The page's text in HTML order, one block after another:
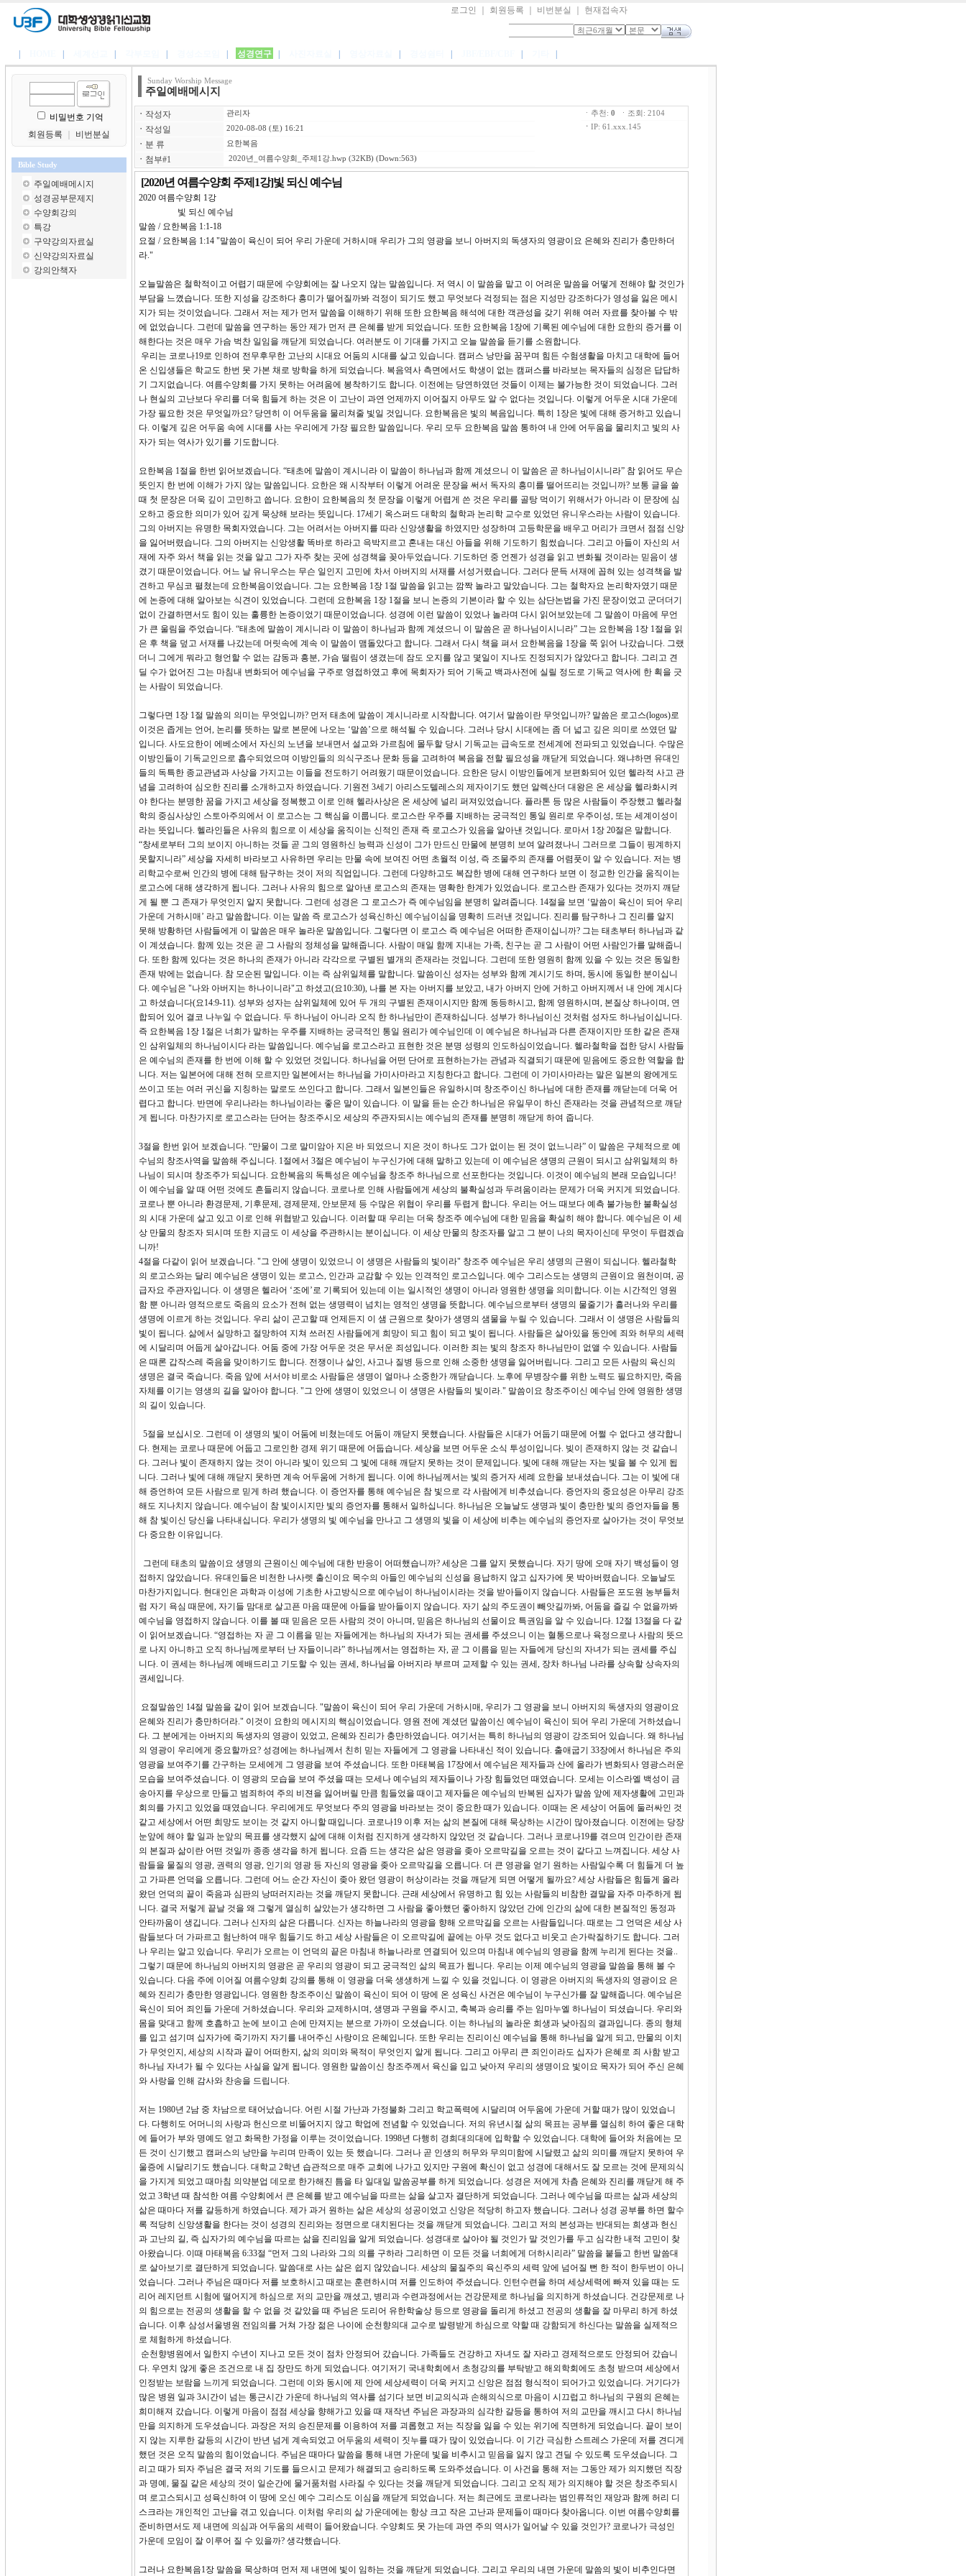
로그인 회원등록 비번분실 현재접속자
성경연구
비밀번호 기억
회원등록
비번분실
Bible Study
주일예배메시지
성경공부문제지
수양회강의
특강
구약강의자료실
신약강의자료실
강의안책자
Sunday Worship Message
주일예배메시지
ㆍ 작성자 관리자
ㆍ 작성일 2020-08-08 (토) 16:21
ㆍ 분 류 요한복음
ㆍ 첨부#1 2020년_여름수양회_주제1강.hwp (32KB) (Down:563)
ㆍ추천: 0 ㆍ조회: 2104
ㆍ IP: 61.xxx.145
[2020년 여름수양회 주제1강]빛 되신 예수님
2020 여름수양회 1강
빛 되신 예수님
말씀 / 요한복음 1:1-18
요절 / 요한복음 1:14 "말씀이 육신이 되어 우리 가운데 거하시매 우리가 그의 영광을 보니 아버지의 독생자의 영광이요 은혜와 진리가 충만하더
라."
오늘말씀은 철학적이고 어렵기 때문에 수양회에는 잘 나오지 않는 말씀입니다. 저 역시 이 말씀을 맡고 이 어려운 말씀을 어떻게 전해야 할 것인가
부담을 느꼈습니다. 또한 지성을 강조하다 흥미가 떨어질까봐 걱정이 되기도 했고 무엇보다 걱정되는 점은 지성만 강조하다가 영성을 잃은 메시
지가 되는 것이었습니다. 그래서 저는 제가 먼저 말씀을 이해하기 위해 또한 요한복음 해석에 대한 객관성을 갖기 위해 여러 자료를 찾아볼 수 밖
에 없었습니다. 그런데 말씀을 연구하는 동안 제가 먼저 큰 은혜를 받게 되었습니다. 또한 요한복음 1장에 기록된 예수님에 대한 요한의 증거를 이
해한다는 것은 매우 가슴 벅찬 일임을 깨닫게 되었습니다. 여러분도 이 기대를 가지고 오늘 말씀을 듣기를 소원합니다.
우리는 코로나19로 인하여 전무후무한 고난의 시대요 어둠의 시대를 살고 있습니다. 캠퍼스 낭만을 꿈꾸며 힘든 수험생활을 마치고 대학에 들어
온 신입생들은 학교도 한번 못 가본 채로 방학을 하게 되었습니다. 복음역사 측면에서도 학생이 없는 캠퍼스를 바라보는 목자들의 심정은 답답하
기 그지없습니다. 여름수양회를 가지 못하는 어려움에 봉착하기도 합니다. 이전에는 당연하였던 것들이 이제는 불가능한 것이 되었습니다. 그러
나 현실의 고난보다 우리를 더욱 힘들게 하는 것은 이 고난이 과연 언제까지 이어질지 아무도 알 수 없다는 것입니다. 이렇게 어두운 시대 가운데
가장 필요한 것은 무엇일까요? 당연히 이 어두움을 물리쳐줄 빛일 것입니다. 요한복음은 빛의 복음입니다. 특히 1장은 빛에 대해 증거하고 있습니
다. 이렇게 깊은 어두움 속에 시대를 사는 우리에게 가장 필요한 말씀입니다. 우리 모두 요한복음 말씀 통하여 내 안에 어두움을 물리치고 빛의 사
자가 되는 역사가 있기를 기도합니다.
요한복음 1절을 한번 읽어보겠습니다. “태초에 말씀이 계시니라 이 말씀이 하나님과 함께 계셨으니 이 말씀은 곧 하나님이시니라” 참 읽어도 무슨
뜻인지 한 번에 이해가 가지 않는 말씀입니다. 요한은 왜 시작부터 이렇게 어려운 문장을 써서 독자의 흥미를 떨어뜨리는 것입니까? 보통 글을 쓸
때 첫 문장은 더욱 깊이 고민하고 씁니다. 요한이 요한복음의 첫 문장을 이렇게 어렵게 쓴 것은 우리를 골탕 먹이기 위해서가 아니라 이 문장에 심
오하고 중요한 의미가 있어 깊게 묵상해 보라는 뜻입니다. 17세기 옥스퍼드 대학의 철학과 논리학 교수로 있었던 유니우스라는 사람이 있습니다.
그의 아버지는 유명한 목회자였습니다. 그는 어려서는 아버지를 따라 신앙생활을 하였지만 성장하며 고등학문을 배우고 머리가 크면서 점점 신앙
을 잃어버렸습니다. 그의 아버지는 신앙생활 똑바로 하라고 윽박지르고 혼내는 대신 아들을 위해 기도하기 힘썼습니다. 그리고 아들이 자신의 서
재에 자주 와서 책을 읽는 것을 알고 그가 자주 찾는 곳에 성경책을 꽂아두었습니다. 기도하던 중 언젠가 성경을 읽고 변화될 것이라는 믿음이 생
겼기 때문이었습니다. 어느 날 유니우스는 무슨 일인지 고민에 차서 아버지의 서재를 서성거렸습니다. 그러다 문득 서재에 꼽혀 있는 성격책을 발
견하고 무심코 펼쳤는데 요한복음이었습니다. 그는 요한복음 1장 1절 말씀을 읽고는 깜짝 놀라고 말았습니다. 그는 철학자요 논리학자였기 때문
에 논증에 대해 알아보는 식견이 있었습니다. 그런데 요한복음 1장 1절을 보니 논증의 기본이라 할 수 있는 삼단논법을 가진 문장이었고 군더더기
없이 간결하면서도 힘이 있는 훌륭한 논증이었기 때문이었습니다. 성경에 이런 말씀이 있었나 놀라며 다시 읽어보았는데 그 말씀이 마음에 무언
가 큰 울림을 주었습니다. “태초에 말씀이 계시니라 이 말씀이 하나님과 함께 계셨으니 이 말씀은 곧 하나님이시니라” 그는 요한복음 1장 1절을 읽
은 후 책을 덮고 서재를 나갔는데 머릿속에 계속 이 말씀이 맴돌았다고 합니다. 그래서 다시 책을 펴서 요한복음을 1장을 쭉 읽어 나갔습니다. 그랬
더니 그에게 뭐라고 형언할 수 없는 감동과 흥분, 가슴 떨림이 생겼는데 잠도 오지를 않고 몇일이 지나도 진정되지가 않았다고 합니다. 그리고 견
딜 수가 없어진 그는 마침내 변화되어 예수님을 구주로 영접하였고 후에 목회자가 되어 기독교 백과사전에 실릴 정도로 기독교 역사에 한 획을 긋
는 사람이 되었습니다.
그렇다면 1장 1절 말씀의 의미는 무엇입니까? 먼저 태초에 말씀이 계시니라로 시작합니다. 여기서 말씀이란 무엇입니까? 말씀은 로고스(logos)로
이것은 좁게는 언어, 논리를 뜻하는 말로 본문에 나오는 ‘말씀’으로 해석될 수 있습니다. 그러나 당시 시대에는 좀 더 넓고 깊은 의미로 쓰였던 말
입니다. 사도요한이 에베소에서 자신의 노년을 보내면서 설교와 가르침에 몰두할 당시 기독교는 급속도로 전세계에 전파되고 있었습니다. 수많은
이방인들이 기독교인으로 흡수되었으며 이방인들의 의식구조나 문화 등을 고려하여 복음을 전할 필요성을 깨닫게 되었습니다. 왜냐하면 유대인
들의 독특한 종교관념과 사상을 가지고는 이들을 전도하기 어려웠기 때문이었습니다. 요한은 당시 이방인들에게 보편화되어 있던 헬라적 사고 관
념을 고려하여 심오한 진리를 소개하고자 하였습니다. 기원전 3세기 아리스도텔레스의 제자이기도 했던 알렉산더 대왕은 온 세상을 헬라화시켜
야 한다는 분명한 꿈을 가지고 세상을 정복했고 이로 인해 헬라사상은 온 세상에 널리 퍼져있었습니다. 플라톤 등 많은 사람들이 주장했고 헬라철
학의 중심사상인 스토아주의에서 이 로고스는 그 핵심을 이룹니다. 로고스란 우주를 지배하는 궁극적인 통일 원리로 우주이성, 또는 세계이성이
라는 뜻입니다. 헬라인들은 사유의 힘으로 이 세상을 움직이는 신적인 존재 즉 로고스가 있음을 알아낸 것입니다. 로마서 1장 20절은 말합니다.
“창세로부터 그의 보이지 아니하는 것들 곧 그의 영원하신 능력과 신성이 그가 만드신 만물에 분명히 보여 알려졌나니 그러므로 그들이 핑계하지
못할지니라” 세상을 자세히 바라보고 사유하면 우리는 만물 속에 보여진 어떤 초월적 이성, 즉 조물주의 존재를 어렴풋이 알 수 있습니다. 저는 병
리학교수로써 인간의 병에 대해 탐구하는 것이 저의 직업입니다. 그런데 다양하고도 복잡한 병에 대해 연구하다 보면 이 정교한 인간을 움직이는
로고스에 대해 생각하게 됩니다. 그러나 사유의 힘으로 알아낸 로고스의 존재는 명확한 한계가 있었습니다. 로고스란 존재가 있다는 것까지 깨닫
게 될 뿐 그 존재가 무엇인지 알지 못합니다. 그런데 성경은 그 로고스가 즉 예수님임을 분명히 알려줍니다. 14절을 보면 ‘말씀이 육신이 되어 우리
가운데 거하시매’ 라고 말씀합니다. 이는 말씀 즉 로고스가 성육신하신 예수님이심을 명확히 드러낸 것입니다. 진리를 탐구하나 그 진리를 알지
못해 방황하던 사람들에게 이 말씀은 매우 놀라운 말씀입니다. 그렇다면 이 로고스 즉 예수님은 어떠한 존재이십니까? 그는 태초부터 하나님과 같
이 계셨습니다. 함께 있는 것은 곧 그 사람의 정체성을 말해줍니다. 사람이 매일 함께 지내는 가족, 친구는 곧 그 사람이 어떤 사람인가를 말해줍니
다. 또한 함께 있다는 것은 하나의 존재가 아니라 각각으로 구별된 별개의 존재라는 것입니다. 그런데 또한 영원히 함께 있을 수 있는 것은 동일한
존재 밖에는 없습니다. 참 모순된 말입니다. 이는 즉 삼위일체를 말합니다. 말씀이신 성자는 성부와 함께 계시기도 하며, 동시에 동일한 분이십니
다. 예수님은 "나와 아버지는 하나이니라"고 하셨고(요10:30), 나를 본 자는 아버지를 보았고, 내가 아버지 안에 거하고 아버지께서 내 안에 계시다
고 하셨습니다(요14:9-11). 성부와 성자는 삼위일체에 있어 두 개의 구별된 존재이시지만 함께 동등하시고, 함께 영원하시며, 본질상 하나이며, 연
합되어 있어 결코 나누일 수 없습니다. 두 하나님이 아니라 오직 한 하나님만이 존재하십니다. 성부가 하나님이신 것처럼 성자도 하나님이십니다.
즉 요한복음 1장 1절은 너희가 말하는 우주를 지배하는 궁극적인 통일 원리가 예수님인데 이 예수님은 하나님과 다른 존재이지만 또한 같은 존재
인 삼위일체의 하나님이시다 라는 말씀입니다. 예수님을 로고스라고 표현한 것은 분명 성령의 인도하심이었습니다. 헬라철학을 접한 당시 사람들
은 예수님의 존재를 한 번에 이해 할 수 있었던 것입니다. 하나님을 어떤 단어로 표현하는가는 관념과 직결되기 때문에 믿음에도 중요한 역할을 합
니다. 저는 일본어에 대해 전혀 모르지만 일본에서는 하나님을 가미사마라고 지칭한다고 합니다. 그런데 이 가미사마라는 말은 일본의 왕에게도
쓰이고 또는 여러 귀신을 지칭하는 말로도 쓰인다고 합니다. 그래서 일본인들은 유일하시며 창조주이신 하나님에 대한 존재를 깨닫는데 더욱 어
렵다고 합니다. 반면에 우리나라는 하나님이라는 좋은 말이 있습니다. 이 말을 듣는 순간 하나님은 유일무이 하신 존재라는 것을 관념적으로 깨닫
게 됩니다. 마찬가지로 로고스라는 단어는 창조주시오 세상의 주관자되시는 예수님의 존재를 분명히 깨닫게 하여 줍니다.
3절을 한번 읽어 보겠습니다. “만물이 그로 말미암아 지은 바 되었으니 지은 것이 하나도 그가 없이는 된 것이 없느니라” 이 말씀은 구체적으로 예
수님의 창조사역을 말씀해 주십니다. 1절에서 3절은 예수님이 누구신가에 대해 말하고 있는데 이 예수님은 생명의 근원이 되시고 삼위일체의 하
나님이 되시며 창조주가 되십니다. 요한복음의 독특성은 예수님을 창조주 하나님으로 선포한다는 것입니다. 이것이 예수님의 본래 모습입니다!
이 예수님을 알 때 어떤 것에도 흔들리지 않습니다. 코로나로 인해 사람들에게 세상의 불확실성과 두려움이라는 문제가 더욱 커지게 되었습니다.
코로나 뿐 아니라 환경문제, 기후문제, 경제문제, 안보문제 등 수많은 위협이 우리를 두렵게 합니다. 우리는 어느 때보다 예측 불가능한 불확실성
의 시대 가운데 살고 있고 이로 인해 위협받고 있습니다. 이러할 때 우리는 더욱 창조주 예수님에 대한 믿음을 확실히 해야 합니다. 예수님은 이 세
상 만물의 창조자 되시며 또한 지금도 이 세상을 주관하시는 분이십니다. 이 세상 만물의 창조자를 알고 그 분이 나의 목자이신데 무엇이 두렵겠습
니까!
4절을 다같이 읽어 보겠습니다. "그 안에 생명이 있었으니 이 생명은 사람들의 빛이라" 창조주 예수님은 우리 생명의 근원이 되십니다. 헬라철학
의 로고스와는 달리 예수님은 생명이 있는 로고스, 인간과 교감할 수 있는 인격적인 로고스입니다. 예수 그리스도는 생명의 근원이요 원천이며, 공
급자요 주관자입니다. 이 생명은 헬라어 ‘조에’로 기록되어 있는데 이는 일시적인 생명이 아니라 영원한 생명을 의미합니다. 이는 시간적인 영원
함 뿐 아니라 영적으로도 죽음의 요소가 전혀 없는 생명력이 넘치는 영적인 생명을 뜻합니다. 예수님으로부터 생명의 물줄기가 흘러나와 우리를
생명에 이르게 하는 것입니다. 우리 삶이 곤고할 때 언제든지 이 샘 근원으로 찾아가 생명의 샘물을 누릴 수 있습니다. 그래서 이 생명은 사람들의
빛이 됩니다. 삶에서 실망하고 절망하여 지쳐 쓰러진 사람들에게 희망이 되고 힘이 되고 빛이 됩니다. 사람들은 살아있을 동안에 죄와 허무의 세력
에 시달리며 어둡게 살아갑니다. 어둠 중에 가장 어두운 것은 무서운 죄성입니다. 이러한 죄는 빛의 창조자 하나님만이 없앨 수 있습니다. 사람들
은 때론 갑작스레 죽음을 맞이하기도 합니다. 전쟁이나 살인, 사고나 질병 등으로 인해 소중한 생명을 잃어버립니다. 그리고 모든 사람의 육신의
생명은 결국 죽습니다. 죽음 앞에 서서야 비로소 사람들은 생명이 얼마나 소중한가 깨닫습니다. 노후에 무병장수를 위한 노력도 필요하지만, 죽음
자체를 이기는 영생의 길을 알아야 합니다. "그 안에 생명이 있었으니 이 생명은 사람들의 빛이라." 말씀이요 창조주이신 예수님 안에 영원한 생명
의 길이 있습니다.
5절을 보십시오. 그런데 이 생명의 빛이 어둠에 비쳤는데도 어둠이 깨닫지 못했습니다. 사람들은 시대가 어둡기 때문에 어쩔 수 없다고 생각합니
다. 현제는 코로나 때문에 어둡고 그로인한 경제 위기 때문에 어둡습니다. 세상을 보면 어두운 소식 투성이입니다. 빚이 존재하지 않는 것 같습니
다. 그러나 빛이 존재하지 않는 것이 아니라 빛이 있으되 그 빛에 대해 깨닫지 못하는 것이 문제입니다. 빛에 대해 깨닫는 자는 빛을 볼 수 있게 됩
니다. 그러나 빛에 대해 깨닫지 못하면 계속 어두움에 거하게 됩니다. 이에 하나님께서는 빛의 증거자 세례 요한을 보내셨습니다. 그는 이 빛에 대
해 증언하여 모든 사람으로 믿게 하려 했습니다. 이 증언자를 통해 예수님은 참 빛으로 각 사람에게 비추셨습니다. 증언자의 중요성은 아무리 강조
해도 지나치지 않습니다. 예수님이 참 빛이시지만 빛의 증언자를 통해서 일하십니다. 하나님은 오늘날도 생명과 빛이 충만한 빛의 증언자들을 통
해 참 빛이신 당신을 나타내십니다. 우리가 생명의 빛 예수님을 만나고 그 생명의 빛을 이 세상에 비추는 예수님의 증언자로 살아가는 것이 무엇보
다 중요한 이유입니다.
그런데 태초의 말씀이요 생명의 근원이신 예수님에 대한 반응이 어떠했습니까? 세상은 그를 알지 못했습니다. 자기 땅에 오매 자기 백성들이 영
접하지 않았습니다. 유대인들은 비천한 나사렛 출신이요 목수의 아들인 예수님의 신성을 용납하지 않고 십자가에 못 박아버렸습니다. 오늘날도
마찬가지입니다. 현대인은 과학과 이성에 기초한 사고방식으로 예수님이 하나님이시라는 것을 받아들이지 않습니다. 사람들은 포도원 농부들처
럼 자기 욕심 때문에, 자기들 맘대로 살고픈 마음 때문에 아들을 받아들이지 않습니다. 자기 삶의 주도권이 빼앗길까봐, 어둠을 즐길 수 없을까봐
예수님을 영접하지 않습니다. 이를 볼 때 믿음은 모든 사람의 것이 아니며, 믿음은 하나님의 선물이요 특권임을 알 수 있습니다. 12절 13절을 다 같
이 읽어보겠습니다. “영접하는 자 곧 그 이름을 믿는 자들에게는 하나님의 자녀가 되는 권세를 주셨으니 이는 혈통으로나 육정으로나 사람의 뜻으
로 나지 아니하고 오직 하나님께로부터 난 자들이니라” 하나님께서는 영접하는 자, 곧 그 이름을 믿는 자들에게 당신의 자녀가 되는 권세를 주십
니다. 이 권세는 하나님께 예배드리고 기도할 수 있는 권세, 하나님을 아버지라 부르며 교제할 수 있는 권세, 장차 하나님 나라를 상속할 상속자의
권세입니다.
요절말씀인 14절 말씀을 같이 읽어 보겠습니다. "말씀이 육신이 되어 우리 가운데 거하시매, 우리가 그 영광을 보니 아버지의 독생자의 영광이요
은혜와 진리가 충만하더라." 이것이 요한의 메시지의 핵심이었습니다. 영원 전에 계셨던 말씀이신 예수님이 육신이 되어 우리 가운데 거하셨습니
다. 그 분에게는 아버지의 독생자의 영광이 있었고, 은혜와 진리가 충만하였습니다. 여기서는 특히 하나님의 영광이 강조되어 있습니다. 왜 하나님
의 영광이 우리에게 중요할까요? 성경에는 하나님께서 친히 믿는 자들에게 그 영광을 나타내신 적이 있습니다. 출애굽기 33장에서 하나님은 주의
영광을 보여주기를 간구하는 모세에게 그 영광을 보여 주셨습니다. 또한 마태복음 17장에서 예수님은 제자들과 산에 올라가 변화되사 영광스러운
모습을 보여주셨습니다. 이 영광의 모습을 보여 주셨을 때는 모세나 예수님의 제자들이나 가장 힘들었던 때였습니다. 모세는 이스라엘 백성이 금
송아지를 우상으로 만들고 범죄하여 주의 비젼을 잃어버릴 만큼 힘들었을 때이고 제자들은 예수님의 반복된 십자가 말씀 앞에 제자생활에 고민과
회의를 가지고 있었을 때였습니다. 우리에게도 무엇보다 주의 영광을 바라보는 것이 중요한 때가 있습니다. 이때는 온 세상이 어둠에 둘러싸인 것
같고 세상에서 어떤 희망도 보이는 것 같지 아니할 때입니다. 코로나19 이후 저는 삶의 본질에 대해 묵상하는 시간이 많아졌습니다. 이전에는 당장
눈앞에 해야 할 일과 눈앞의 목표를 생각했지 삶에 대해 이처럼 진지하게 생각하지 않았던 것 같습니다. 그러나 코로나19를 겪으며 인간이란 존재
의 본질과 삶이란 어떤 것일까 종종 생각을 하게 됩니다. 요즘 드는 생각은 삶은 영광을 좆아 오르막길을 오르는 것이 같다고 느껴집니다. 세상 사
람들을 물질의 영광, 권력의 영광, 인기의 영광 등 자신의 영광을 좆아 오르막길을 오릅니다. 더 큰 영광을 얻기 원하는 사람일수록 더 힘들게 더 높
고 가파른 언덕을 오릅니다. 그런데 어느 순간 자신이 좆아 왔던 영광이 허상이라는 것을 깨닫게 되면 어떻게 될까요? 세상 사람들은 힘들게 올라
왔던 언덕의 끝이 죽음과 심판의 낭떠러지라는 것을 깨닫지 못합니다. 근래 세상에서 유명하고 힘 있는 사람들의 비참한 결말을 자주 마주하게 됩
니다. 결국 저렇게 끝날 것을 왜 그렇게 열심히 살았는가 생각하면 그 사람을 좋아했던 좋아하지 않았던 간에 인간의 삶에 대한 본질적인 동정과
안타까움이 생깁니다. 그러나 신자의 삶은 다릅니다. 신자는 하늘나라의 영광을 향해 오르막길을 오르는 사람들입니다. 때로는 그 언덕은 세상 사
람들보다 더 가파르고 험난하여 매우 힘들기도 하고 세상 사람들은 이 오르막길에 끝에는 아무 것도 없다고 비웃고 손가락질하기도 합니다. 그러
나 우리는 알고 있습니다. 우리가 오르는 이 언덕의 끝은 마침내 하늘나라로 연결되어 있으며 마침내 예수님의 영광을 함께 누리게 된다는 것을..
그렇기 때문에 하나님의 아버지의 영광은 곧 우리의 영광이 되고 궁극적인 삶의 목표가 됩니다. 우리는 이제 예수님의 영광을 말씀을 통해 볼 수
있습니다. 다음 주에 이어질 여름수양회 강의를 통해 이 영광을 더욱 생생하게 느낄 수 있을 것입니다. 이 영광은 아버지의 독생자의 영광이요 은
혜와 진리가 충만한 영광입니다. 영원한 창조주이신 말씀이 육신이 되어 이 땅에 온 성육신 사건은 예수님이 누구신가를 잘 말해줍니다. 예수님은
육신이 되어 죄인들 가운데 거하셨습니다. 우리와 교제하시며, 생명과 구원을 주시고, 축복과 승리를 주는 임마누엘 하나님이 되셨습니다. 우리와
몸을 맞대고 함께 호흡하고 눈에 보이고 손에 만져지는 분으로 가까이 오셨습니다. 이는 하나님의 놀라운 희생과 낮아짐의 결과입니다. 종의 형체
를 입고 섬기며 십자가에 죽기까지 자기를 내어주신 사랑이요 은혜입니다. 또한 우리는 진리이신 예수님을 통해 하나님을 알게 되고, 만물의 이치
가 무엇인지, 세상의 시작과 끝이 어떠한지, 삶의 의미와 목적이 무엇인지 알게 됩니다. 그리고 아무리 큰 죄인이라도 십자가 은혜로 죄 사함 받고
하나님 자녀가 될 수 있다는 사실을 알게 됩니다. 영원한 말씀이신 창조주께서 육신을 입고 낮아져 우리의 생명이요 빛이요 목자가 되어 주신 은혜
와 사랑을 인해 감사와 찬송을 드립니다.
저는 1980년 2남 중 차남으로 태어났습니다. 어린 시절 가난과 가정불화 그리고 학교폭력에 시달리며 어두움에 가운데 거할 때가 많이 있었습니
다. 다행히도 어머니의 사랑과 헌신으로 비뚤어지지 않고 학업에 전념할 수 있었습니다. 저의 유년시절 삶의 목표는 공부를 열심히 하여 좋은 대학
에 들어가 부와 명예도 얻고 화목한 가정을 이루는 것이었습니다. 1998년 다행히 경희대의대에 입학할 수 있었습니다. 대학에 들어와 처음에는 모
든 것이 신기했고 캠퍼스의 낭만을 누리며 만족이 있는 듯 했습니다. 그러나 곧 인생의 허무와 무의미함에 시달렸고 삶의 의미를 깨닫지 못하여 우
울증에 시달리기도 했습니다. 대학교 2학년 습관적으로 매주 교회에 나가고 있지만 구원에 확신이 없고 성경에 대해서도 잘 모르는 것에 문제의식
을 가지게 되었고 때마침 의약분업 데모로 한가해진 틈을 타 일대일 말씀공부를 하게 되었습니다. 성경은 저에게 차츰 은혜와 진리를 깨닫게 해 주
었고 3학년 때 참석한 여름 수양회에서 큰 은혜를 받고 예수님을 따르는 삶을 살고자 결단하게 되었습니다. 그러나 예수님을 따르는 삶과 세상의
삶은 때마다 저를 갈등하게 하였습니다. 제가 과거 원하는 삶은 세상의 성공이었고 신앙은 적당히 하고자 했습니다. 그러나 성경 공부를 하면 할수
록 적당히 신앙생활을 한다는 것이 성경의 진리와는 정면으로 대치된다는 것을 깨닫게 되었습니다. 그리고 저의 본성과는 반대되는 희생과 헌신
과 고난의 길, 즉 십자가의 예수님을 따르는 삶을 진리임을 알게 되었습니다. 성경대로 살아야 될 것인가 말 것인가를 두고 심각한 내적 고민이 찾
아왔습니다. 이때 마태복음 6:33절 “먼저 그의 나라와 그의 의를 구하라 그리하면 이 모든 것을 너희에게 더하시리라” 말씀을 붙들고 한번 말씀대
로 살아보기로 결단하게 되었습니다. 말씀대로 사는 삶은 쉽지 않았습니다. 세상의 물질주의 육신주의 세력 앞에 넘어질 뻔 한 적이 한두번이 아니
었습니다. 그러나 주님은 때마다 저를 보호하시고 때로는 훈련하시며 저를 인도하여 주셨습니다. 인턴수련을 하며 세상세력에 빠져 있을 때는 도
리어 레지던트 시험에 떨어지게 하심으로 저의 교만을 깨셨고, 병리과 수련과정에서는 건강문제로 하나님을 의지하게 하셨습니다. 건강문제로 나
의 힘으로는 전공의 생활을 할 수 없을 것 같았을 때 주님은 도리어 유한학술상 등으로 영광을 돌리게 하셨고 전공의 생활을 잘 마무리 하게 하셨
습니다. 이후 삼성서울병원 전임의를 거쳐 가장 젊은 나이에 순천향의대 교수로 발령받게 하심으로 약할 때 강함되게 하신다는 말씀을 실제적으
로 체험하게 하셨습니다.
순천향병원에서 일한지 수년이 지나고 모든 것이 점차 안정되어 갔습니다. 가족들도 건강하고 자녀도 잘 자라고 경제적으로도 안정되어 갔습니
다. 우연치 않게 좋은 조건으로 내 집 장만도 하게 되었습니다. 여기저기 국내학회에서 초청강의를 부탁받고 해외학회에도 초청 받으며 세상에서
인정받는 보람을 느끼게 되었습니다. 그런데 이와 동시에 제 안에 세상세력이 더욱 커지고 신앙은 점점 형식적이 되어가고 있었습니다. 거기다가
많은 병원 일과 3시간이 넘는 통근시간 가운데 하나님의 역사를 섬기다 보면 비교의식과 손해의식으로 마음이 시끄럽고 하나님의 구원의 은혜는
희미해져 갔습니다. 이렇게 마음이 점점 세상을 향해가고 있을 때 재작년 주님은 과장과의 심각한 갈등을 통하여 저의 교만을 깨시고 다시 하나님
만을 의지하게 도우셨습니다. 과장은 저의 승진문제를 이용하여 저를 괴롭혔고 저는 직장을 잃을 수 있는 위기에 직면하게 되었습니다. 끝이 보이
지 않는 지루한 갈등의 시간이 반년 넘게 계속되었고 어두움의 세력이 짓누를 때가 많이 있었습니다. 이 기간 극심한 스트레스 가운데 저를 견디게
했던 것은 오직 말씀의 힘이었습니다. 주님은 때마다 말씀을 통해 내면 가운데 빛을 비추시고 믿음을 잃지 않고 견딜 수 있도록 도우셨습니다. 그
리고 때가 되자 주님은 결국 저의 기도를 들으시고 문제가 해결되고 승리하도록 도와주셨습니다. 이 사건을 통해 저는 그동안 제가 의지했던 직장
과 명예, 물질 같은 세상의 것이 일순간에 물거품처럼 사라질 수 있다는 것을 깨닫게 되었습니다. 그리고 오직 제가 의지해야 할 것은 창조주되시
며 로고스되시고 성육신하여 이 땅에 오신 예수 그리스도 이심을 깨닫게 되었습니다. 저는 최근에도 코로나라는 범인류적인 재앙과 함께 허리 디
스크라는 개인적인 고난을 겪고 있습니다. 이처럼 우리의 삶 가운데에는 항상 크고 작은 고난과 문제들이 때마다 찾아옵니다. 이번 여름수양회를
준비하면서도 제 내면에 의심과 어두움의 세력이 들어왔습니다. 수양회도 못 가는데 과연 주의 역사가 일어날 수 있을 것인가? 코로나가 극성인
가운데 모임이 잘 이루어 질 수 있을까? 생각했습니다.
그러나 요한복음1장 말씀을 묵상하며 먼저 제 내면에 빛이 임하는 것을 깨닫게 되었습니다. 그리고 우리의 내면 가운데 말씀의 빛이 비추인다면